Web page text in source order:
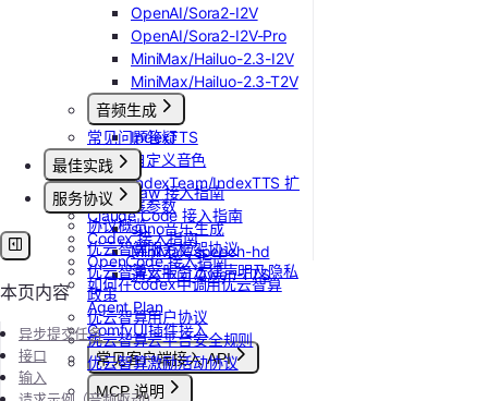
OpenAI/Sora2-I2V
OpenAI/Sora2-I2V-Pro
MiniMax/Hailuo-2.3-I2V
MiniMax/Hailuo-2.3-T2V
音频生成
IndexTTS
自定义音色
IndexTeam/IndexTTS 扩
展参数
suno音乐生成
MiniMax/speech-hd
通义千问 Qwen-TTS
常见问题答疑
最佳实践
OpenClaw 接入指南
Claude Code 接入指南
Codex 接入指南
OpenCode 接入指南
如何在codex中调用优云智算
Agent Plan
ComfyUI插件接入
常见客户端接入 API
Dify
MCP 说明
服务协议
协议概览
优云智算服务框架协议
优云智算云服务法律声明及隐私
政策
优云智算用户协议
优云智算云平台安全规则
优云智算激励活动协议
本页内容
异步提交任务
接口
输入